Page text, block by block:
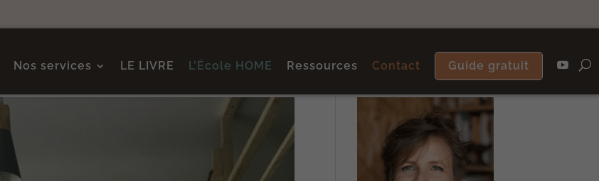
Nos services LE LIVRE L’École HOME Ressources Contact Guide gratuit